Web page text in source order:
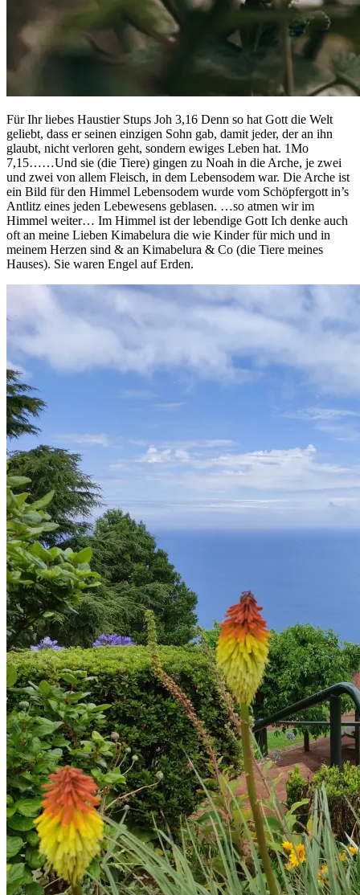
Für Ihr liebes Haustier Stups Joh 3,16 Denn so hat Gott die Welt
geliebt, dass er seinen einzigen Sohn gab, damit jeder, der an ihn
glaubt, nicht verloren geht, sondern ewiges Leben hat. 1Mo
7,15……Und sie (die Tiere) gingen zu Noah in die Arche, je zwei
und zwei von allem Fleisch, in dem Lebensodem war. Die Arche ist
ein Bild für den Himmel Lebensodem wurde vom Schöpfergott in’s
Antlitz eines jeden Lebewesens geblasen. …so atmen wir im
Himmel weiter… Im Himmel ist der lebendige Gott Ich denke auch
oft an meine Lieben Kimabelura die wie Kinder für mich und in
meinem Herzen sind & an Kimabelura & Co (die Tiere meines
Hauses). Sie waren Engel auf Erden.